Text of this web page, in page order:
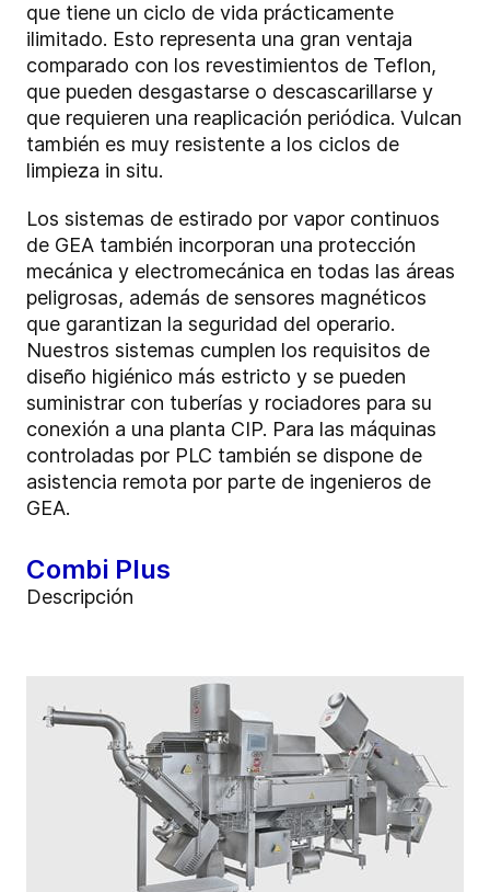
que tiene un ciclo de vida prácticamente
ilimitado. Esto representa una gran ventaja
comparado con los revestimientos de Teflon,
que pueden desgastarse o descascarillarse y
que requieren una reaplicación periódica. Vulcan
también es muy resistente a los ciclos de
limpieza in situ.
Los sistemas de estirado por vapor continuos
de GEA también incorporan una protección
mecánica y electromecánica en todas las áreas
peligrosas, además de sensores magnéticos
que garantizan la seguridad del operario.
Nuestros sistemas cumplen los requisitos de
diseño higiénico más estricto y se pueden
suministrar con tuberías y rociadores para su
conexión a una planta CIP. Para las máquinas
controladas por PLC también se dispone de
asistencia remota por parte de ingenieros de
GEA.
Combi Plus
Descripción